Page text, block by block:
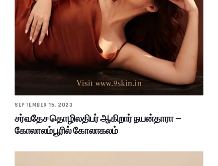
SEPTEMBER 15, 2023
சர்வதேச தொழிலதிபர் ஆகிறார் நயன்தாரா –
கோலாலம்பூரில் கோலாகலம்